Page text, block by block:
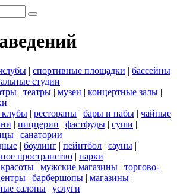
| спортивные площадки | бассейны
студии
| театры | музеи | концертные залы |
| рестораны | бары и пабы | чайные
| пиццерии | фастфуды | суши |
| санатории
| боулинг | пейнтбол | сауны |
пространство | парки
| мужские магазины | торгово-
| барбершопы | магазины |
салоны | услуги